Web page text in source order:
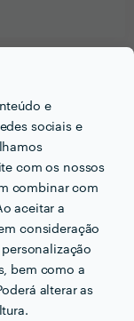
e
sociais e
com os nossos
combinar com
aceitar a
consideração
bem como a
alterar as